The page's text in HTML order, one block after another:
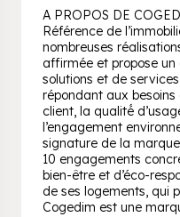
A PROPOS DE
Référence de
nombreuses
affirmée et propose
solutions et de
répondant aux
client, la qualité́
l’engagement
signature de la
10 engagements
bien-être et d’éco-
de ses logements, qui
Cogedim est une